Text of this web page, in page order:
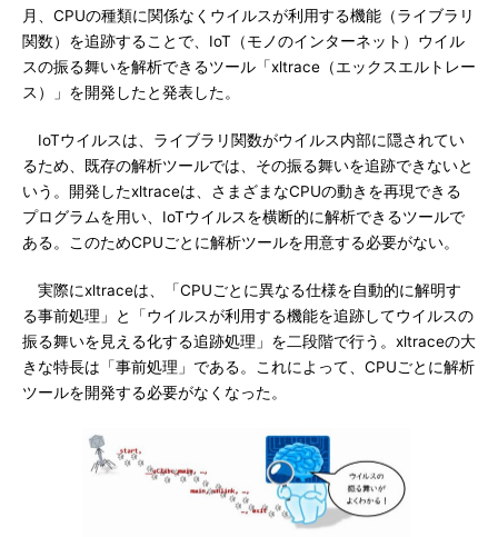
月、CPUの種類に関係なくウイルスが利用する機能（ライブラリ
関数）を追跡することで、IoT（モノのインターネット）ウイル
スの振る舞いを解析できるツール「xltrace（エックスエルトレー
ス）」を開発したと発表した。
IoTウイルスは、ライブラリ関数がウイルス内部に隠されてい
るため、既存の解析ツールでは、その振る舞いを追跡できないと
いう。開発したxltraceは、さまざまなCPUの動きを再現できる
プログラムを用い、IoTウイルスを横断的に解析できるツールで
ある。このためCPUごとに解析ツールを用意する必要がない。
実際にxltraceは、「CPUごとに異なる仕様を自動的に解明す
る事前処理」と「ウイルスが利用する機能を追跡してウイルスの
振る舞いを見える化する追跡処理」を二段階で行う。xltraceの大
きな特長は「事前処理」である。これによって、CPUごとに解析
ツールを開発する必要がなくなった。